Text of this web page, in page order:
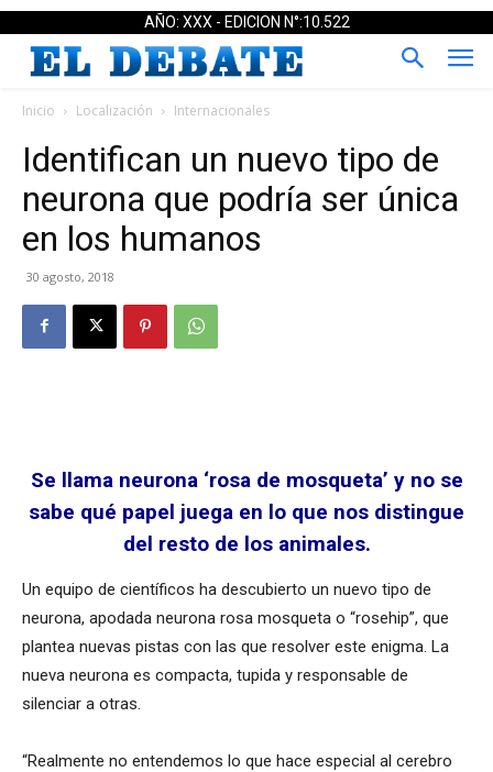
AÑO: XXX - EDICION N°:10.522
Inicio Localización Internacionales
Identifican un nuevo tipo de
neurona que podría ser única
en los humanos
30 agosto, 2018
Se llama neurona ‘rosa de mosqueta’ y no se
sabe qué papel juega en lo que nos distingue
del resto de los animales.
Un equipo de científicos ha descubierto un nuevo tipo de
neurona, apodada neurona rosa mosqueta o “rosehip”, que
plantea nuevas pistas con las que resolver este enigma. La
nueva neurona es compacta, tupida y responsable de
silenciar a otras.
“Realmente no entendemos lo que hace especial al cerebro